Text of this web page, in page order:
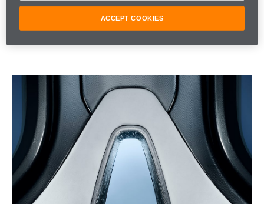
ACCEPT COOKIES